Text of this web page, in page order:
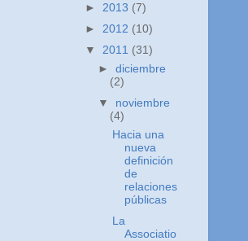
► 2013 (7)
► 2012 (10)
▼ 2011 (31)
►diciembre
(2)
▼ noviembre
(4)
Hacia una
nueva
definición
de
relaciones
públicas
La
Associatio